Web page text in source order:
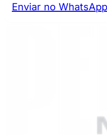
Enviar no